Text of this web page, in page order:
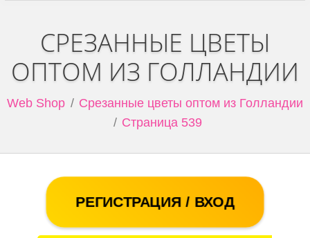
СРЕЗАННЫЕ ЦВЕТЫ
ОПТОМ ИЗ ГОЛЛАНДИИ
Web Shop
Срезанные цветы оптом из Голландии
Страница 539
РЕГИСТРАЦИЯ / ВХОД